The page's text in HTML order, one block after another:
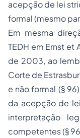
acepção de lei
formal(mesmo
Em mesma
TEDH em Ernst et
de 2003, ao
Corte de
e nãoformal (§
da acepção de lei
interpretação
competentes (§